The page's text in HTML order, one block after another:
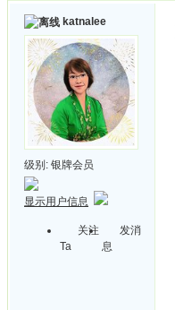
katnalee
级别: 银牌会员
显示用户信息
关注
Ta
发消
息